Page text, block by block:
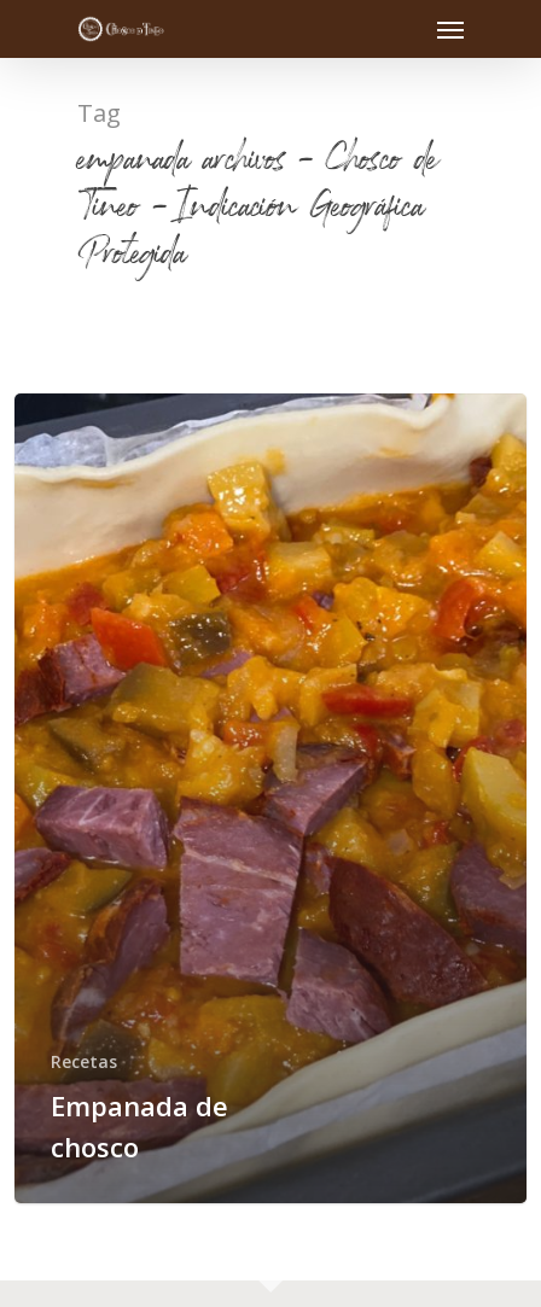
Tag
empanada archivos - Chosco de
Tineo - Indicación Geográfica
Protegida
Recetas
Empanada de
chosco